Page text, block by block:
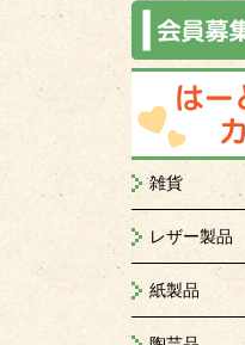
雑貨
レザー製品
紙製品